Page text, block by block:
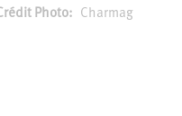
Photo Charmag